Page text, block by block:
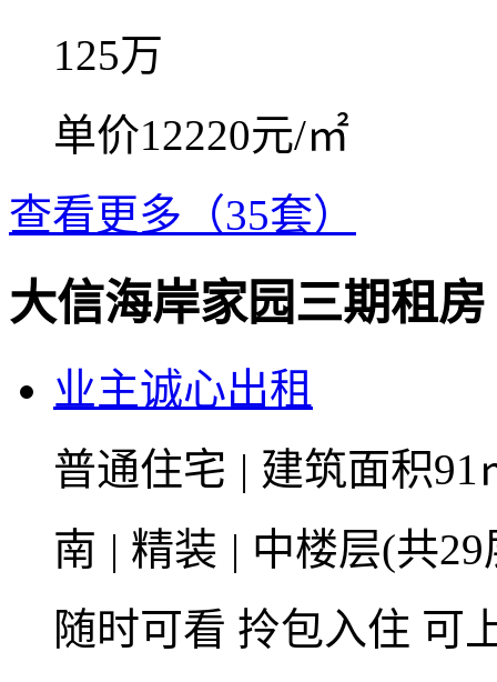
125万
单价12220元/㎡
查看更多（35套）
大信海岸家园三期租房
业主诚心出租
普通住宅 | 建筑面积
南 | 精装 | 中楼层(共
随时可看 拎包入住 可